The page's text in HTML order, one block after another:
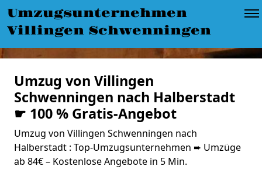
Umzugsunternehmen
Villingen Schwenningen
Umzug von Villingen
Schwenningen nach Halberstadt
☛ 100 % Gratis-Angebot
Umzug von Villingen Schwenningen nach
Halberstadt : Top-Umzugsunternehmen ➨ Umzüge
ab 84€ – Kostenlose Angebote in 5 Min.